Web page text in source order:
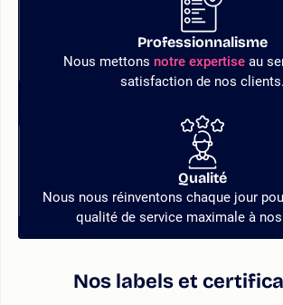
Professionnalisme
Nous mettons notre expertiseau
satisfaction de nos clients.
Qualité
Nous nous réinventons chaque jour
qualité de service maximale à
Nos labels et